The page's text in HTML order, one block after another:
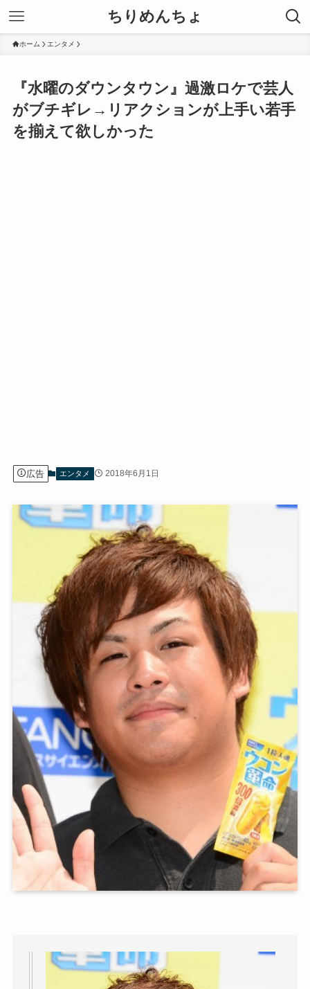
ちりめんちょ
ホーム エンタメ
『水曜のダウンタウン』過激ロケで芸人
がブチギレ→リアクションが上手い若手
を揃えて欲しかった
広告 エンタメ 2018年6月1日